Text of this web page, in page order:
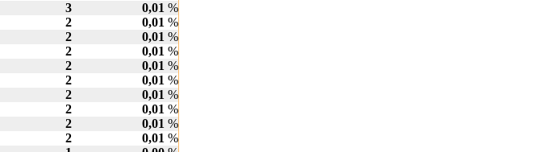
3 0,01 %
2 0,01 %
2 0,01 %
2 0,01 %
2 0,01 %
2 0,01 %
2 0,01 %
2 0,01 %
2 0,01 %
2 0,01 %